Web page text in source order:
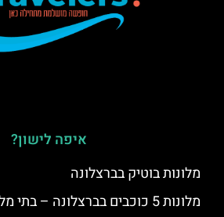
איפה לישון?
מלונות בוטיק בברצלונה
מלונות 5 כוכבים בברצלונה – בתי מלון יוקרתיים